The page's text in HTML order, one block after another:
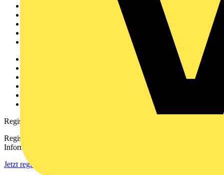
Registrierung
Registrieren Sie sich kostenlos und erhalten Sie stets aktuelle
Informationen aus der Elektroindustrie.
Jetzt registrieren